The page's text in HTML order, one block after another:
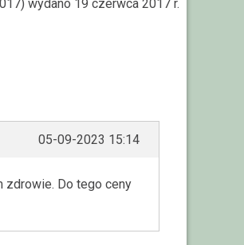
wydano 19 czerwca 2017 r.
05-09-2023 15:14
zdrowie. Do tego ceny